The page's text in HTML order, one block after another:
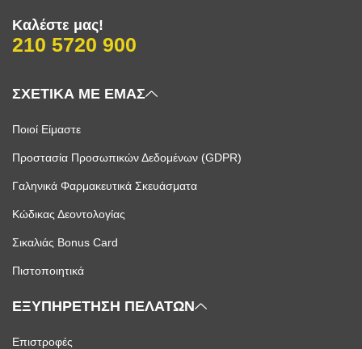
Καλέστε μας!
210 5720 900
ΣΧΕΤΙΚΑ ΜΕ ΕΜΑΣ
Ποιοί Είμαστε
Προστασία Προσωπικών Δεδομένων (GDPR)
Γαληνικά Φαρμακευτικά Σκευάσματα
Κώδικας Δεοντολογίας
Σικαλιάς Bonus Card
Πιστοποιητικά
ΕΞΥΠΗΡΕΤΗΣΗ ΠΕΛΑΤΩΝ
Επιστροφές